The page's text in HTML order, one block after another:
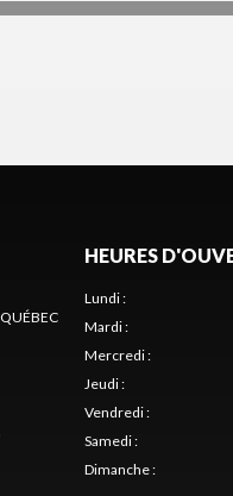
, QUÉBEC
HEURES
Lundi:
Mardi:
Mercredi:
Jeudi:
Vendredi:
Samedi:
Dimanche: